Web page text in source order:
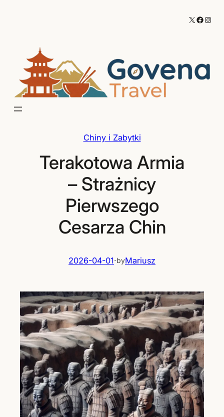
X
Chiny i Zabytki
Terakotowa Armia
– Strażnicy
Pierwszego
Cesarza Chin
2026-04-01·byMariusz